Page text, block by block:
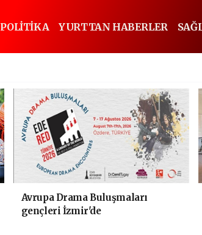
POLİTİKA YURTTAN HABERLER
Avrupa Drama Buluşmaları
gençleri İzmir'de